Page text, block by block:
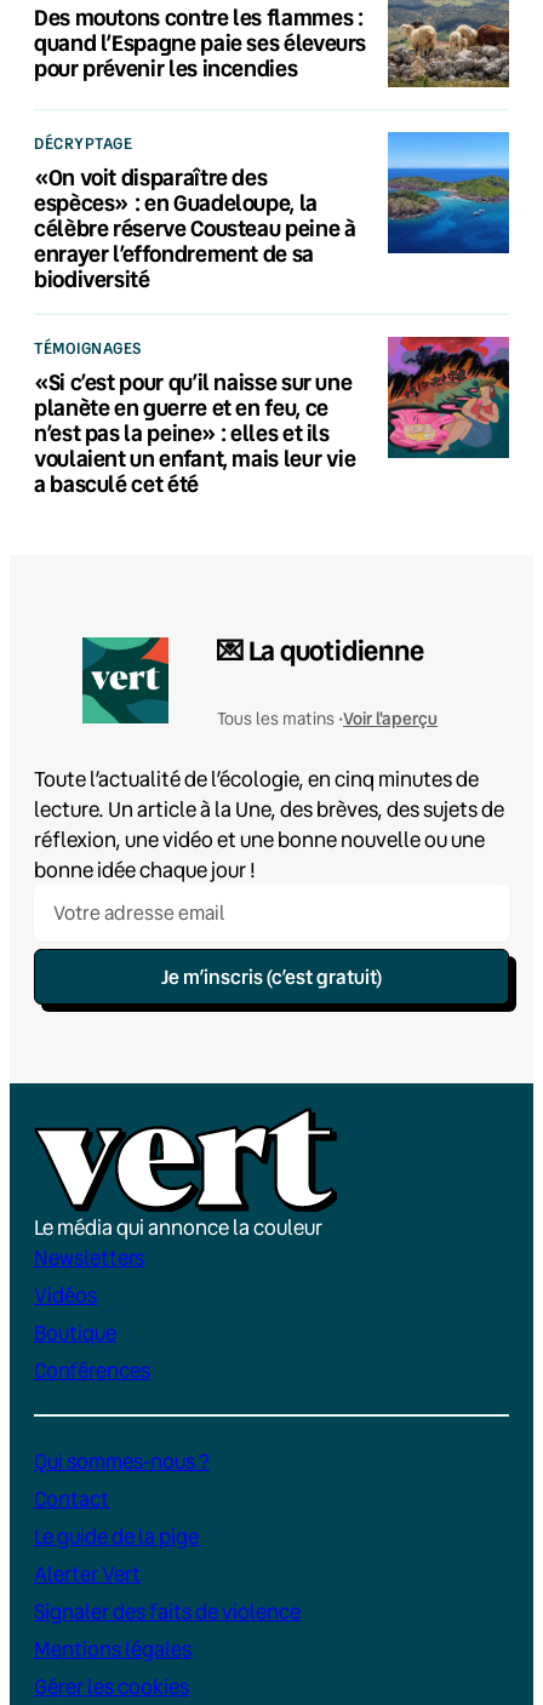
Des moutons contre les flammes :
quand l’Espagne paie ses éleveurs
pour prévenir les incendies
DÉCRYPTAGE
«On voit disparaître des
espèces» : en Guadeloupe, la
célèbre réserve Cousteau peine à
enrayer l’effondrement de sa
biodiversité
TÉMOIGNAGES
«Si c’est pour qu’il naisse sur une
planète en guerre et en feu, ce
n’est pas la peine» : elles et ils
voulaient un enfant, mais leur vie
a basculé cet été
💌 La quotidienne
Tous les matins •Voir l'aperçu
Toute l’actualité de l’écologie, en cinq minutes de
lecture. Un article à la Une, des brèves, des sujets de
réflexion, une vidéo et une bonne nouvelle ou une
bonne idée chaque jour !
Je m’inscris (c’est gratuit)
Le média qui annonce la couleur
Newsletters
Vidéos
Boutique
Conférences
Qui sommes-nous ?
Contact
Le guide de la pige
Alerter Vert
Signaler des faits de violence
Mentions légales
Gérer les cookies